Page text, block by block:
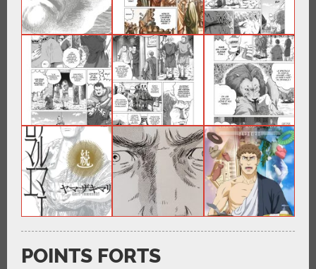
POINTS FORTS